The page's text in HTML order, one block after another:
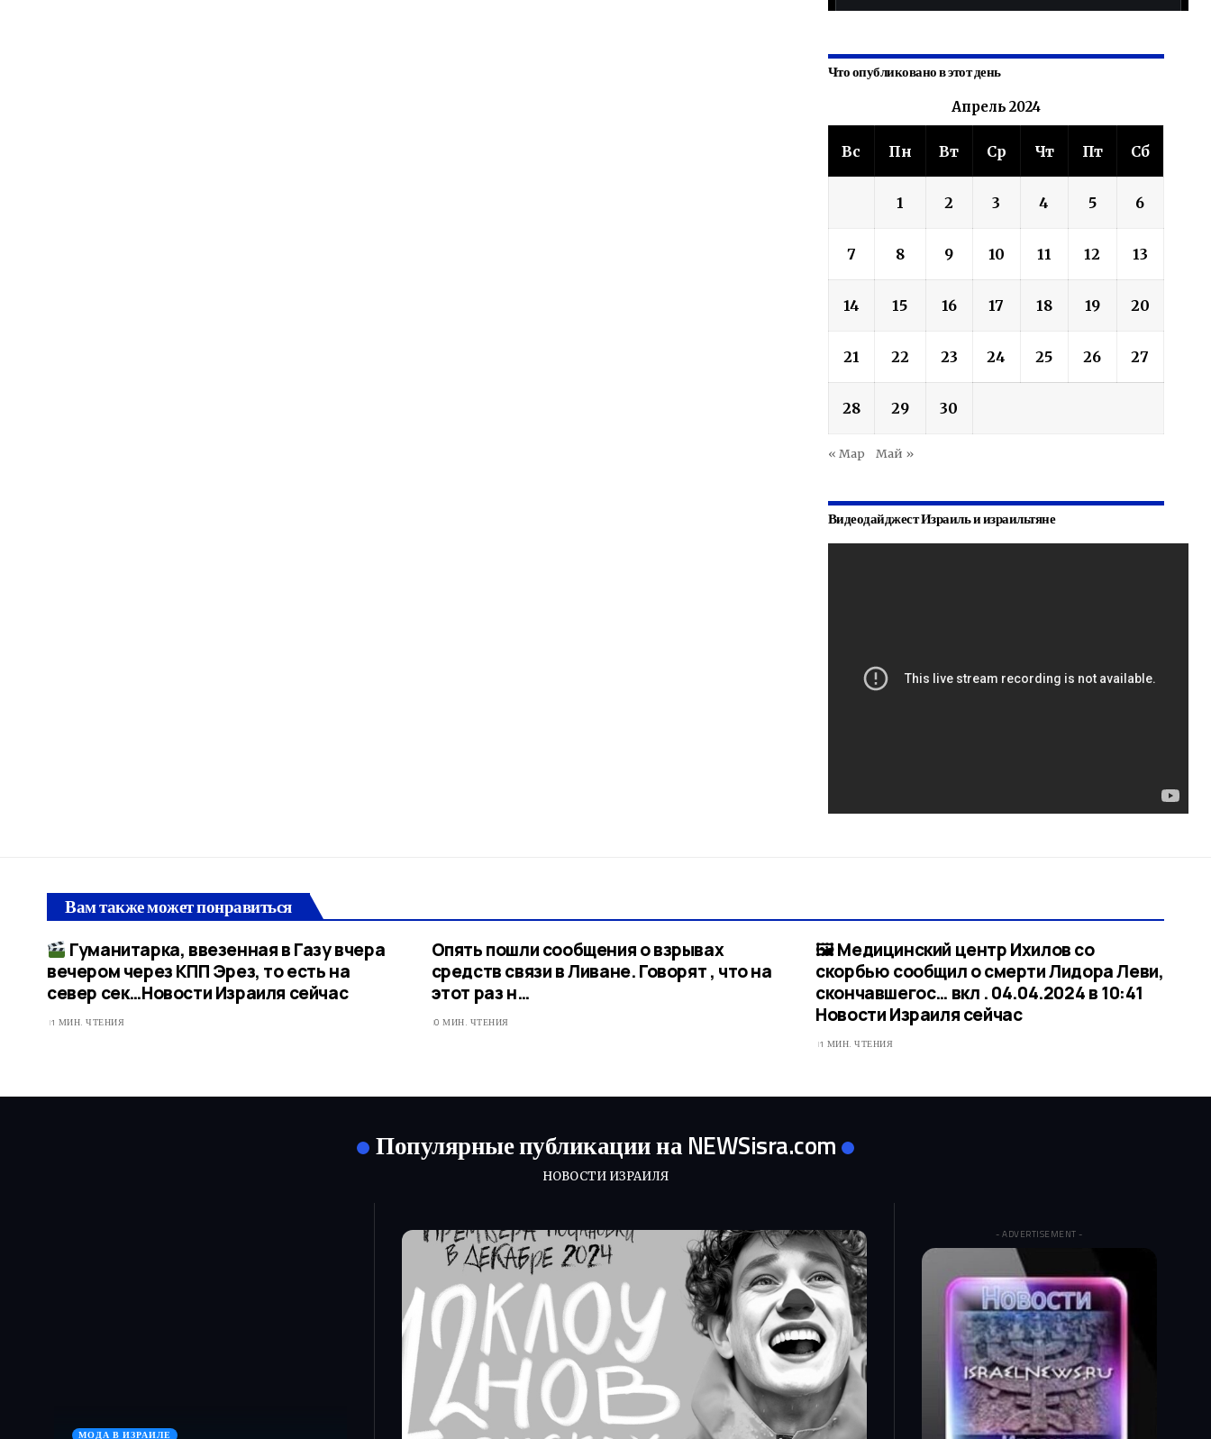
Что опубликовано в этот день
Апрель 2024
Вс Пн Вт Ср Чт Пт Сб
1 2 3 4 5 6
7 8 9 10 11 12 13
14 15 16 17 18 19 20
21 22 23 24 25 26 27
28 29 30
« Мар Май »
Видеодайджест Израиль и израильтяне
Вам также может понравиться
Гуманитарка, ввезенная в Газу вчера
вечером через КПП Эрез, то есть на
север сек…​Новости Израиля сейчас
1 МИН. ЧТЕНИЯ
Опять пошли сообщения о взрывах
средств связи в Ливане. Говорят , что на
этот раз н…
0 МИН. ЧТЕНИЯ
🖼 Медицинский центр Ихилов со
скорбью сообщил о смерти Лидора Леви,
скончавшегос… вкл . 04.04.2024 в 10:41​
Новости Израиля сейчас
1 МИН. ЧТЕНИЯ
Популярные публикации на NEWSisra.com
НОВОСТИ ИЗРАИЛЯ
МОДА В ИЗРАИЛЕ
- ADVERTISEMENT -